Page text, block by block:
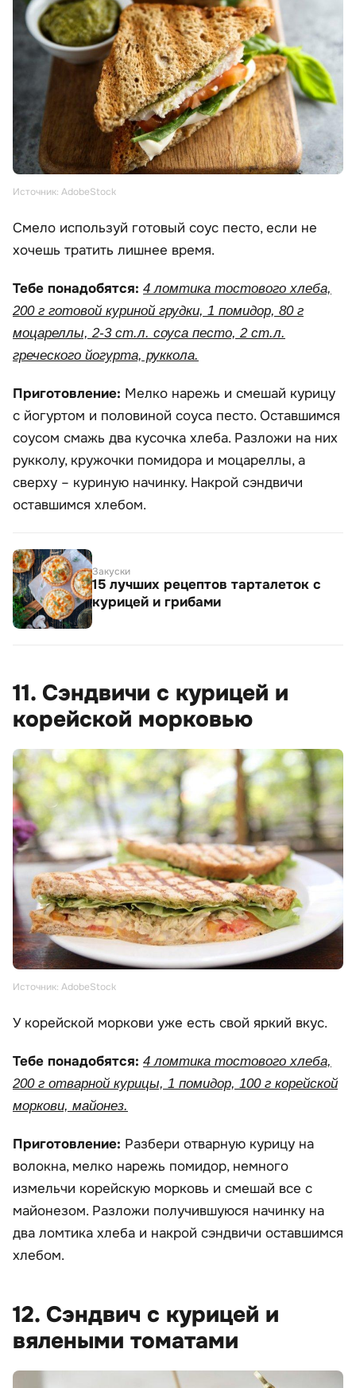
Источник: AdobeStock
Смело используй готовый соус песто, если не
хочешь тратить лишнее время.
Тебе понадобятся: 4 ломтика тостового хлеба,
200 г готовой куриной грудки, 1 помидор, 80 г
моцареллы, 2-3 ст.л. соуса песто, 2 ст.л.
греческого йогурта, руккола.
Приготовление: Мелко нарежь и смешай курицу
с йогуртом и половиной соуса песто. Оставшимся
соусом смажь два кусочка хлеба. Разложи на них
рукколу, кружочки помидора и моцареллы, а
сверху – куриную начинку. Накрой сэндвичи
оставшимся хлебом.
Закуски
15 лучших рецептов тарталеток с
курицей и грибами
11. Сэндвичи с курицей и
корейской морковью
Источник: AdobeStock
У корейской моркови уже есть свой яркий вкус.
Тебе понадобятся: 4 ломтика тостового хлеба,
200 г отварной курицы, 1 помидор, 100 г корейской
моркови, майонез.
Приготовление: Разбери отварную курицу на
волокна, мелко нарежь помидор, немного
измельчи корейскую морковь и смешай все с
майонезом. Разложи получившуюся начинку на
два ломтика хлеба и накрой сэндвичи оставшимся
хлебом.
12. Сэндвич с курицей и
вялеными томатами